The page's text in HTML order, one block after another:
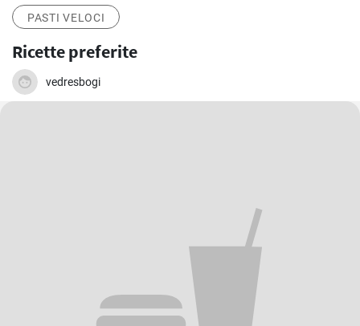
PASTI VELOCI
Ricette preferite
vedresbogi